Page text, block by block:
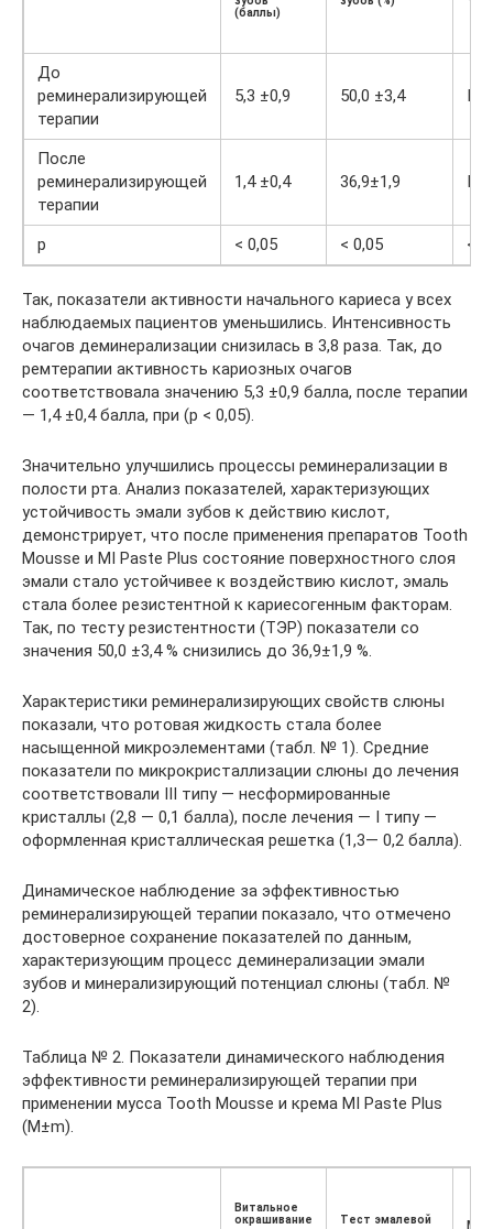
(баллы)
До
реминерализирующей
терапии
5,3 ±0,9 50,0 ±3,4 III
После
реминерализирующей
терапии
1,4 ±0,4 36,9±1,9 I
р < 0,05 < 0,05 <
Так, показатели активности начального кариеса у всех
наблюдаемых пациентов уменьшились. Интенсивность
очагов деминерализации снизилась в 3,8 раза. Так, до
ремтерапии активность кариозных очагов
соответствовала значению 5,3 ±0,9 балла, после терапии
— 1,4 ±0,4 балла, при (р < 0,05).
Значительно улучшились процессы реминерализации в
полости рта. Анализ показателей, характеризующих
устойчивость эмали зубов к действию кислот,
демонстрирует, что после применения препаратов Tooth
Mousse и MI Paste Plus состояние поверхностного слоя
эмали стало устойчивее к воздействию кислот, эмаль
стала более резистентной к кариесогенным факторам.
Так, по тесту резистентности (ТЭР) показатели со
значения 50,0 ±3,4 % снизились до 36,9±1,9 %.
Характеристики реминерализирующих свойств слюны
показали, что ротовая жидкость стала более
насыщенной микроэлементами (табл. № 1). Средние
показатели по микрокристаллизации слюны до лечения
соответствовали III типу — несформированные
кристаллы (2,8 — 0,1 балла), после лечения — I типу —
оформленная кристаллическая решетка (1,3— 0,2 балла).
Динамическое наблюдение за эффективностью
реминерализирующей терапии показало, что отмечено
достоверное сохранение показателей по данным,
характеризующим процесс деминерализации эмали
зубов и минерализирующий потенциал слюны (табл. №
2).
Таблица № 2. Показатели динамического наблюдения
эффективности реминерализирующей терапии при
применении мусса Tooth Mousse и крема MI Paste Plus
(М±m).
Витальное
окрашивание
Тест эмалевой